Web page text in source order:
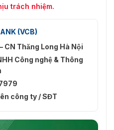
trách nhiệm.
(VCB)
CN Thăng Long Hà Nội
Công nghệ & Thông
công ty / SĐT